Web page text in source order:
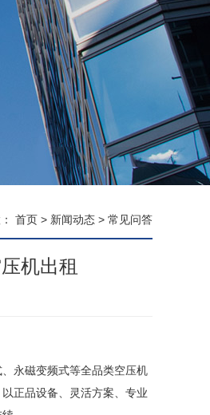
首页 > 新闻动态 > 常见问答
机出租
永磁变频式等全品类空压机
正品设备、灵活方案、专业